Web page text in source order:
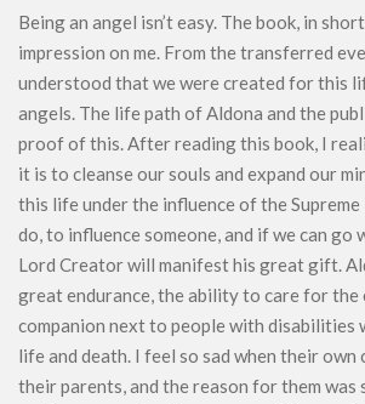
Being an angel isn’t easy. The book, in
impression on me. From the transferred
understood that we were created for this
angels. The life path of Aldona and the
proof of this. After reading this book, I
it is to cleanse our souls and expand our
this life under the influence of the
do, to influence someone, and if we can go
Lord Creator will manifest his great gift.
great endurance, the ability to care for the
companion next to people with disabilities
life and death. I feel so sad when their own
their parents, and the reason for them was